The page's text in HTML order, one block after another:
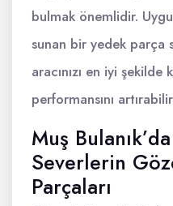
bulmak önemlidir.
sunan bir yedek parça
aracınızı en iyi
performansını
Muş
Severlerin
Parçaları